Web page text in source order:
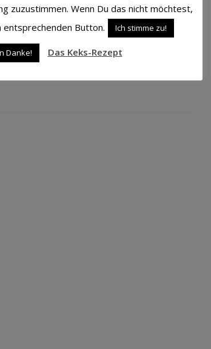
bekommen hat, als er Billy Russo (Ben
verpasst hat. Als er eines abends…
zuzustimmen. Wenn Du das nicht möchtest,
Button.
Ich stimme zu!
Danke! Das Keks-Rezept